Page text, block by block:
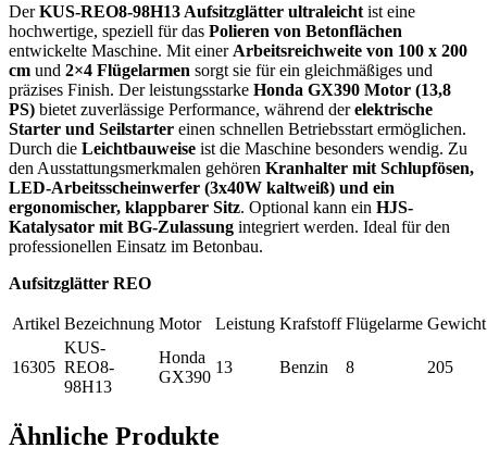
DerKUS-REO8-98H13 Aufsitzglätter ultraleicht ist eine
hochwertige, speziell für das Polieren von Betonflächen
entwickelte Maschine. Mit einer Arbeitsreichweite von 100 x 200
cm und 2×4 Flügelarmen sorgt sie für ein gleichmäßiges und
präzises Finish. Der leistungsstarke Honda GX390 Motor (13,8
PS) bietet zuverlässige Performance, während derelektrische
Starter und Seilstarter einen schnellen Betriebsstart ermöglichen.
Durch die Leichtbauweise ist die Maschine besonders wendig. Zu
den Ausstattungsmerkmalen gehören Kranhalter mit Schlupfösen,
LED-Arbeitsscheinwerfer (3x40W kaltweiß) und ein
ergonomischer, klappbarer Sitz. Optional kann ein HJS-
Katalysator mit BG-Zulassung integriert werden. Ideal für den
professionellen Einsatz im Betonbau.
Aufsitzglätter REO
Artikel Bezeichnung Motor Leistung Krafstoff Flügelarme Gewicht
16305
KUS-
REO8-
98H13
Honda
GX390
13 Benzin 8 205
Ähnliche Produkte